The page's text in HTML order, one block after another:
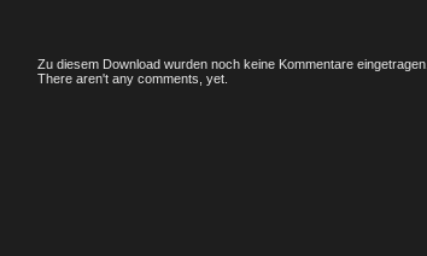
Zu diesem Download wurden noch keine Kommentare eingetragen.
There aren't any comments, yet.